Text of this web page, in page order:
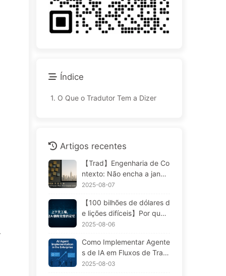
Índice
1. O Que o Tradutor Tem a Dizer
Artigos recentes
【Trad】Engenharia de Co
ntexto: Não encha a janela
demais! Use as quatro eta
ompressão e isolamento; fi
que atento à contaminaçã
o, distrações e conflitos q
ue confundem, e mantenh
a o ruído do lado de fora
— Aprenda AI 170
2025-08-07
【100 bilhões de dólares d
e lições difíceis】Por que
os assistentes de IA que a
as para implementar "esq
uecem" nos momentos crít
icos, permitindo que conc
2025-08-06
Como Implementar Agente
s de IA em Fluxos de Trab
alho Empresariais: Um Gui
2025-08-03